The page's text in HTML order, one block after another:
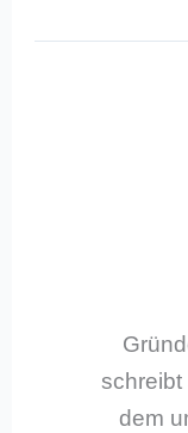
schreibt
dem